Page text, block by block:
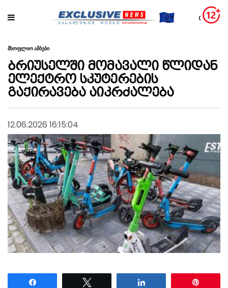
მსოფლიო ამბები
ბრიუსელში მომავალი წლიდან
ელექტრო სკუტერების
გაქირავება აიკრძალება
12.06.2026 16:15:04